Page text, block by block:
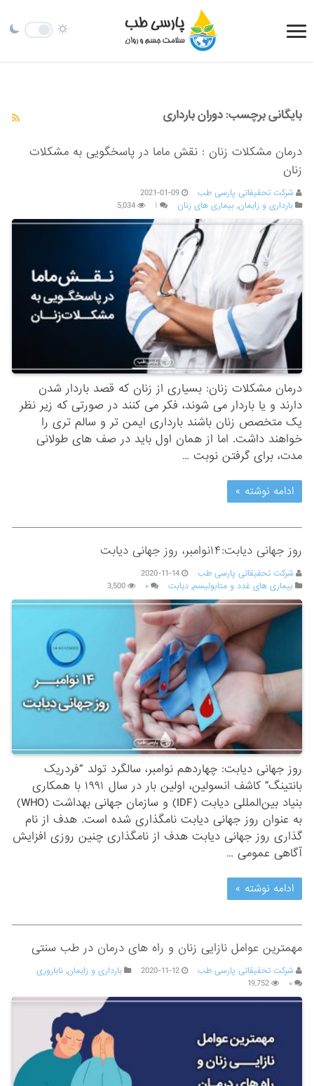
بایگانی برچسب:دوران بارداری
درمان مشکلات زنان : نقش ماما در پاسخگویی به مشکلات
زنان
شرکت تحقیقاتی پارسی طب
2021-01-09
بارداری و زایمان,بیماری های زنان ۱ 5,034
درمان مشکلات زنان: بسیاری از زنان که قصد باردار شدن
دارند و یا باردار می شوند، فکر می کنند در صورتی که زیر نظر
یک متخصص زنان باشند بارداری ایمن تر و سالم تری را
خواهند داشت. اما از همان اول باید در صف های طولانی
مدت، برای گرفتن نوبت …
ادامه نوشته »
روز جهانی دیابت:۱۴نوامبر، روز جهانی دیابت
شرکت تحقیقاتی پارسی طب
2020-11-14
بیماری های غدد و متابولیسم,دیابت ۰ 3,500
روز جهانی دیابت: چهاردهم نوامبر، سالگرد تولد “فردریک
بانتینگ” کاشف انسولین، اولین بار در سال ۱۹۹۱ با همکاری
بنیاد بین‌المللی دیابت (IDF) و سازمان جهانی بهداشت (WHO)
به عنوان روز جهانی دیابت نامگذاری شده است. هدف از نام
گذاری روز جهانی دیابت هدف از نامگذاری چنین روزی افزایش
آگاهی عمومی …
ادامه نوشته »
مهمترین عوامل نازایی زنان و راه های درمان در طب سنتی
شرکت تحقیقاتی پارسی طب 2020-11-12 بارداری و زایمان,ناباروری
۰
19,752